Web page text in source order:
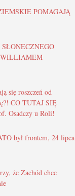
POMAGAJĄ
się roszczeń od
CO TUTAJ SIĘ
Osadczy u Roli!
był frontem, 24 lipca
że Zachód chce